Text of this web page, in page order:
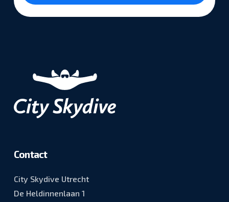
Contact
City Skydive Utrecht
De Heldinnenlaan 1